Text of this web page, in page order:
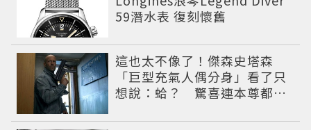
59潛水表 復刻懷舊
這也太不像了！傑森史塔森
「巨型充氣人偶分身」看了只
想說：蛤？ 驚喜連本尊都吐